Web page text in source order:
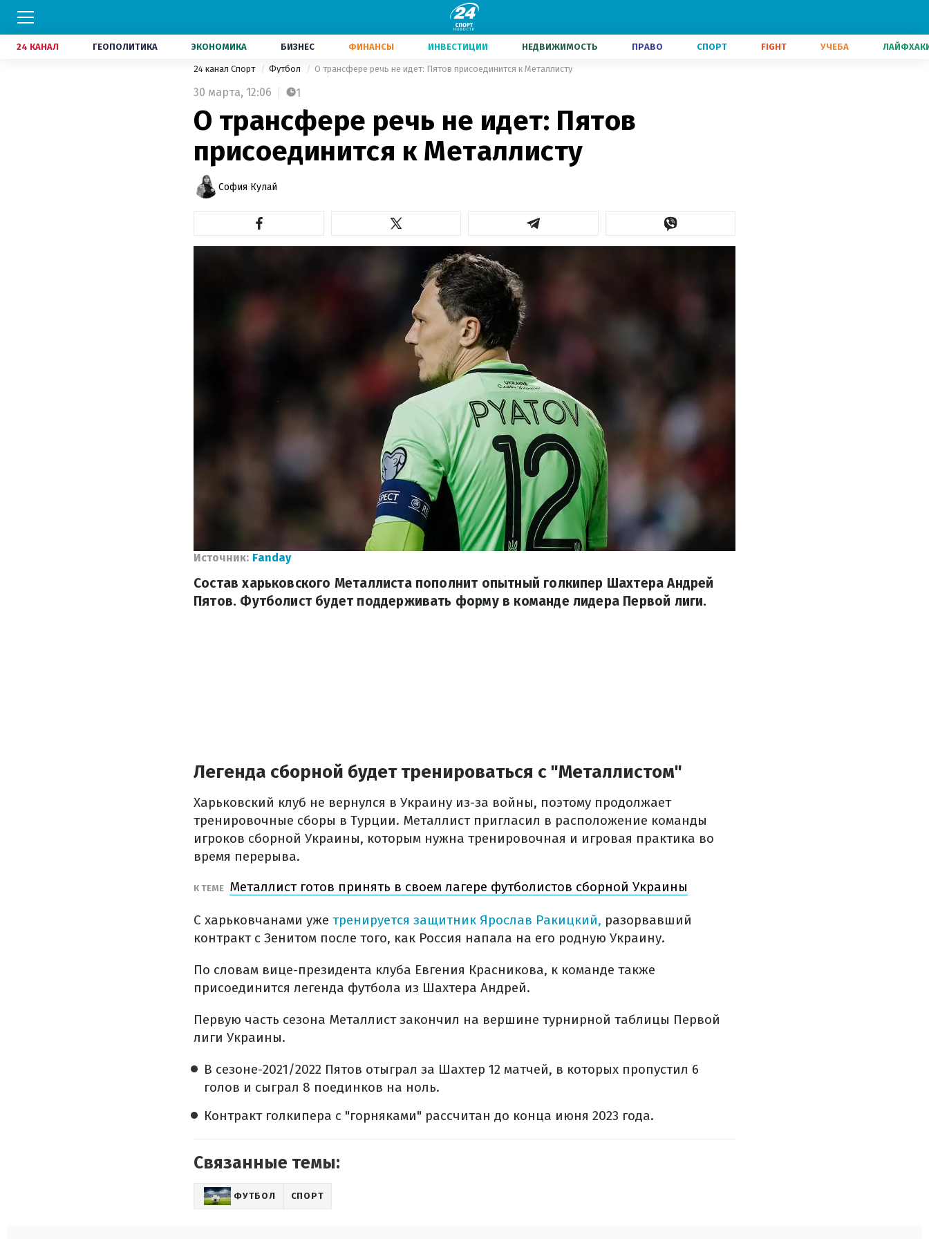
24 КАНАЛ ГЕОПОЛИТИКА ЭКОНОМИКА БИЗНЕС ФИНАНСЫ ИНВЕСТИЦИИ НЕДВИЖИМОСТЬ ПРАВО СПОРТ FIGHT УЧЕБА
24 канал Спорт Футбол О трансфере речь не идет: Пятов присоединится к Металлисту
30 марта, 12:06 1
О трансфере речь не идет: Пятов
присоединится к Металлисту
София Кулай
Источник: Fanday
Состав харьковского Металлиста пополнит опытный голкипер Шахтера Андрей
Пятов. Футболист будет поддерживать форму в команде лидера Первой лиги.
Легенда сборной будет тренироваться с "Металлистом"
Харьковский клуб не вернулся в Украину из-за войны, поэтому продолжает
тренировочные сборы в Турции. Металлист пригласил в расположение команды
игроков сборной Украины, которым нужна тренировочная и игровая практика во
время перерыва.
К ТЕМЕ Металлист готов принять в своем лагере футболистов сборной Украины
С харьковчанами уже тренируется защитник Ярослав Ракицкий, разорвавший
контракт с Зенитом после того, как Россия напала на его родную Украину.
По словам вице-президента клуба Евгения Красникова, к команде также
присоединится легенда футбола из Шахтера Андрей.
Первую часть сезона Металлист закончил на вершине турнирной таблицы Первой
лиги Украины.
В сезоне-2021/2022 Пятов отыграл за Шахтер 12 матчей, в которых пропустил 6
голов и сыграл 8 поединков на ноль.
Контракт голкипера с "горняками" рассчитан до конца июня 2023 года.
Связанные темы:
ФУТБОЛ СПОРТ